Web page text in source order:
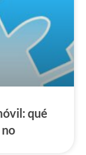
qué